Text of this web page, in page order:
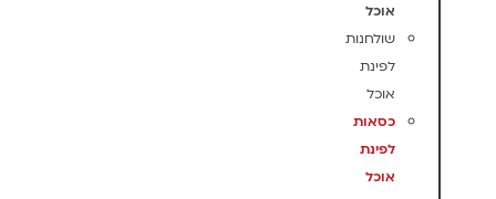
אוכל
שולחנות
לפינת
אוכל
כסאות
לפינת
אוכל